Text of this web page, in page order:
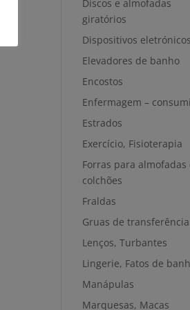
Discos e almofadas
giratórios
Dispositivos eletrónicos
Elevadores de banho
Encostos
Enfermagem –
Estrados
Exercício, Fisioterapia
Forras para almofadas
colchões
Fraldas
Gruas de transferência
Lenços, Turbantes
Lingerie, Fatos de
Manápulas
Marquesas, Macas